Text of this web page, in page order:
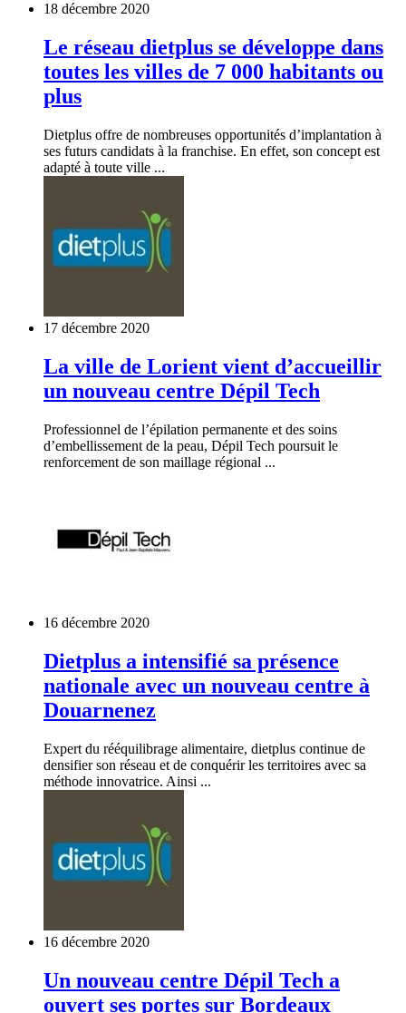
18 décembre 2020
Le réseau dietplus se développe dans
toutes les villes de 7 000 habitants ou
plus
Dietplus offre de nombreuses opportunités d’implantation à
ses futurs candidats à la franchise. En effet, son concept est
adapté à toute ville ...
17 décembre 2020
La ville de Lorient vient d’accueillir
un nouveau centre Dépil Tech
Professionnel de l’épilation permanente et des soins
d’embellissement de la peau, Dépil Tech poursuit le
renforcement de son maillage régional ...
16 décembre 2020
Dietplus a intensifié sa présence
nationale avec un nouveau centre à
Douarnenez
Expert du rééquilibrage alimentaire, dietplus continue de
densifier son réseau et de conquérir les territoires avec sa
méthode innovatrice. Ainsi ...
16 décembre 2020
Un nouveau centre Dépil Tech a
ouvert ses portes sur Bordeaux